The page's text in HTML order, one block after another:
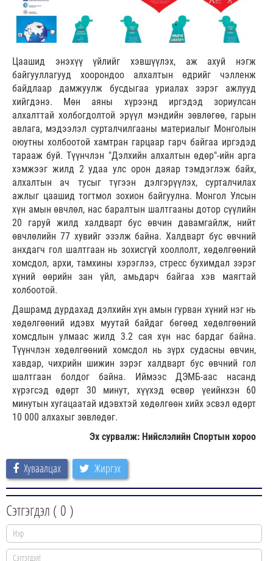
Цаашид энэхүү үйлийг хэвшүүлэх, аж ахуй нэгж
байгууллагууд хоорондоо алхалтын өдрийг чэлленж
байдлаар дамжуулж бусдыгаа уриалах зэрэг ажлууд
хийгдэнэ. Мөн аяны хүрээнд иргэдэд зориулсан
алхалттай холбогдолтой эрүүл мэндийн зөвлөгөө, гарын
авлага, мэдээлэл сурталчилгааны материалыг Монголын
оюутны холбоотой хамтран гарцаар гарч байгаа иргэдэд
тарааж буй. Түүнчлэн "Дэлхийн алхалтын өдөр"-ийн арга
хэмжээг жилд 2 удаа улс орон даяар тэмдэглэж байх,
алхалтын ач тусыг түгээн дэлгэрүүлэх, сурталчилах
ажлыг цаашид тогтмол зохион байгуулна. Монгол Улсын
хүн амын өвчлөл, нас баралтын шалтгааны дотор сүүлийн
20 гаруй жилд халдварт бус өвчин давамгайлж, нийт
өвчлөлийн 77 хувийг эзэлж байна. Халдварт бус өвчний
анхдагч гол шалтгаан нь зохисгүй хооллолт, хөдөлгөөний
хомсдол, архи, тамхины хэрэглээ, стресс бухимдал зэрэг
хүний өөрийн зан үйл, амьдарч байгаа хэв маягтай
холбоотой.
Дашрамд дурдахад дэлхийн хүн амын гурван хүний нэг нь
хөдөлгөөний идэвх муутай байдаг бөгөөд хөдөлгөөний
хомсдлын улмаас жилд 3.2 сая хүн нас бардаг байна.
Түүнчлэн хөдөлгөөний хомсдол нь зүрх судасны өвчин,
хавдар, чихрийн шижин зэрэг халдварт бус өвчний гол
шалтгаан болдог байна. Иймээс ДЭМБ-аас насанд
хүрэгсэд өдөрт 30 минут, хүүхэд өсвөр үеийнхэн 60
минутын хугацаатай идэвхтэй хөдөлгөөн хийх эсвэл өдөрт
10 000 алхахыг зөвлөдөг.
Эх сурвалж: Нийслэлийн Спортын хороо
Хуваалцах Жиргэх
Сэтгэгдэл ( 0 )